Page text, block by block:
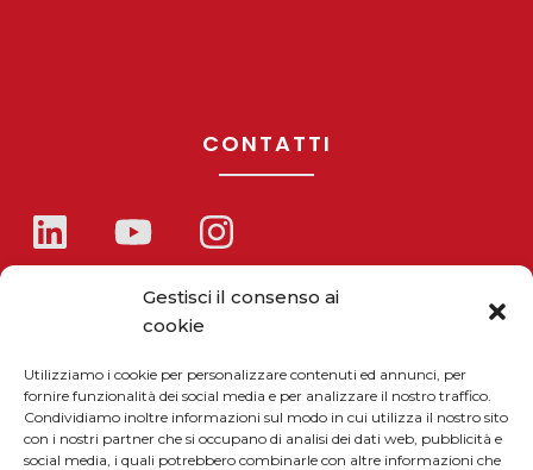
Gestisci il consenso ai
cookie
Utilizziamo i cookie per personalizzare contenuti ed annunci, per
fornire funzionalità dei social media e per analizzare il nostro traffico.
Condividiamo inoltre informazioni sul modo in cui utilizza il nostro sito
con i nostri partner che si occupano di analisi dei dati web, pubblicità e
social media, i quali potrebbero combinarle con altre informazioni che
CONTATTI
Telefono / Fax
+39 055 9110077
sales@solarmg.it
support@solarmg.it